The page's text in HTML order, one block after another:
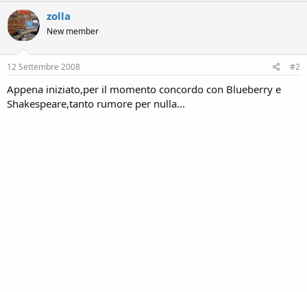
zolla
New member
12 Settembre 2008 #2
Appena iniziato,per il momento concordo con Blueberry e
Shakespeare,tanto rumore per nulla...